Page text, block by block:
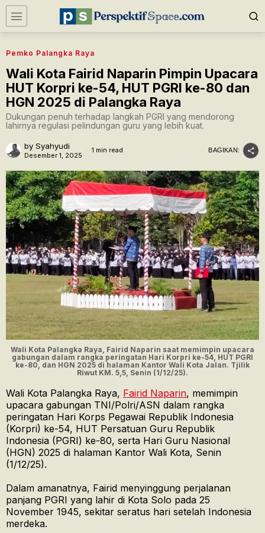
Pemko Palangka Raya
Wali Kota Fairid Naparin Pimpin Upacara
HUT Korpri ke-54, HUT PGRI ke-80 dan
HGN 2025 di Palangka Raya
Dukungan penuh terhadap langkah PGRI yang mendorong
lahirnya regulasi pelindungan guru yang lebih kuat.
by Syahyudi
Desember 1, 2025
1 min read BAGIKAN:
Wali Kota Palangka Raya, Fairid Naparin saat memimpin upacara
gabungan dalam rangka peringatan Hari Korpri ke-54, HUT PGRI
ke-80, dan HGN 2025 di halaman Kantor Wali Kota Jalan. Tjilik
Riwut KM. 5,5, Senin (1/12/25).
Wali Kota Palangka Raya, Fairid Naparin, memimpin
upacara gabungan TNI/Polri/ASN dalam rangka
peringatan Hari Korps Pegawai Republik Indonesia
(Korpri) ke-54, HUT Persatuan Guru Republik
Indonesia (PGRI) ke-80, serta Hari Guru Nasional
(HGN) 2025 di halaman Kantor Wali Kota, Senin
(1/12/25).
Dalam amanatnya, Fairid menyinggung perjalanan
panjang PGRI yang lahir di Kota Solo pada 25
November 1945, sekitar seratus hari setelah Indonesia
merdeka.